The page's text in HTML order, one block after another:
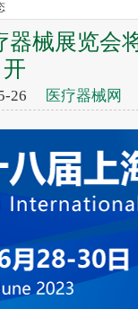
器械展览会
开
26 医疗器械网